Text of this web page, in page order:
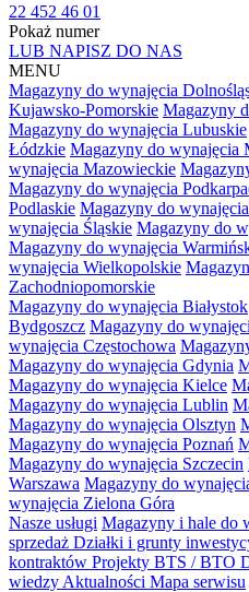
22 452 46 01
Pokaż numer
LUB NAPISZ DO NAS
MENU
Magazyny do wynajęcia
Kujawsko-Pomorskie Magazyny
Magazyny do wynajęcia Lubuskie
Łódzkie Magazyny do wynajęcia
wynajęcia Mazowieckie
Magazyny do wynajęcia
Podlaskie Magazyny do
wynajęcia Śląskie Magazyny do
Magazyny do wynajęcia
wynajęcia Wielkopolskie
Zachodniopomorskie
Magazyny do wynajęcia Białystok
Bydgoszcz Magazyny do
wynajęcia Częstochowa
Magazyny do wynajęcia Gdynia
Magazyny do wynajęcia Kielce
Magazyny do wynajęcia Lublin
Magazyny do wynajęcia Olsztyn
Magazyny do wynajęcia Poznań
Magazyny do wynajęcia Szczecin
Warszawa Magazyny do
wynajęcia Zielona Góra
Nasze usługi Magazyny i hale do
sprzedaż Działki i grunty
kontraktów Projekty BTS / BTO
wiedzy Aktualności Mapa serwisu